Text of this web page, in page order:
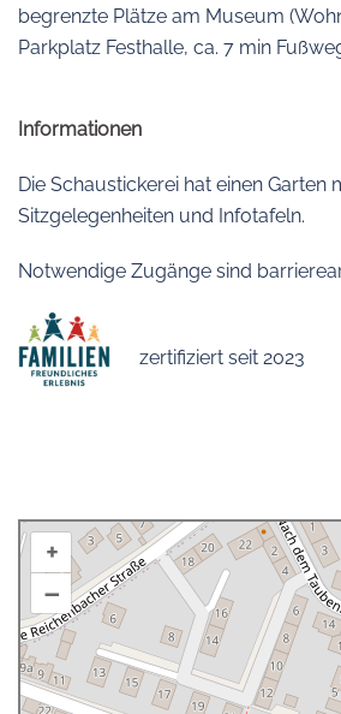
begrenzte Plätze am Museum
Parkplatz Festhalle, ca. 7 min
Informationen
Die Schaustickerei hat einen Garten
Sitzgelegenheiten und Infotafeln.
Notwendige Zugänge sind
zertifiziert seit 2023
+
–